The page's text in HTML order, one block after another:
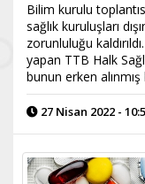
Bilim kurulu
sağlık kuruluşları
zorunluluğu
yapan TTB Halk
bunun erken
27 Nisan 2022 -